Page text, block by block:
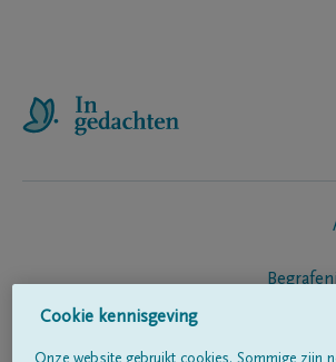
Cookie kennisgeving